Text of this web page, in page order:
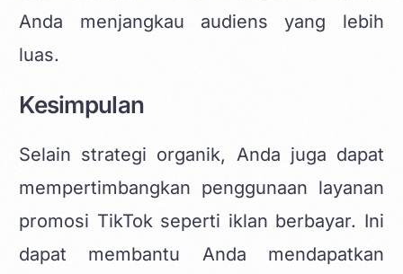
Anda menjangkau audiens yang lebih
luas.
Kesimpulan
Selain strategi organik, Anda juga dapat
mempertimbangkan penggunaan layanan
promosi TikTok seperti iklan berbayar. Ini
dapat membantu Anda mendapatkan